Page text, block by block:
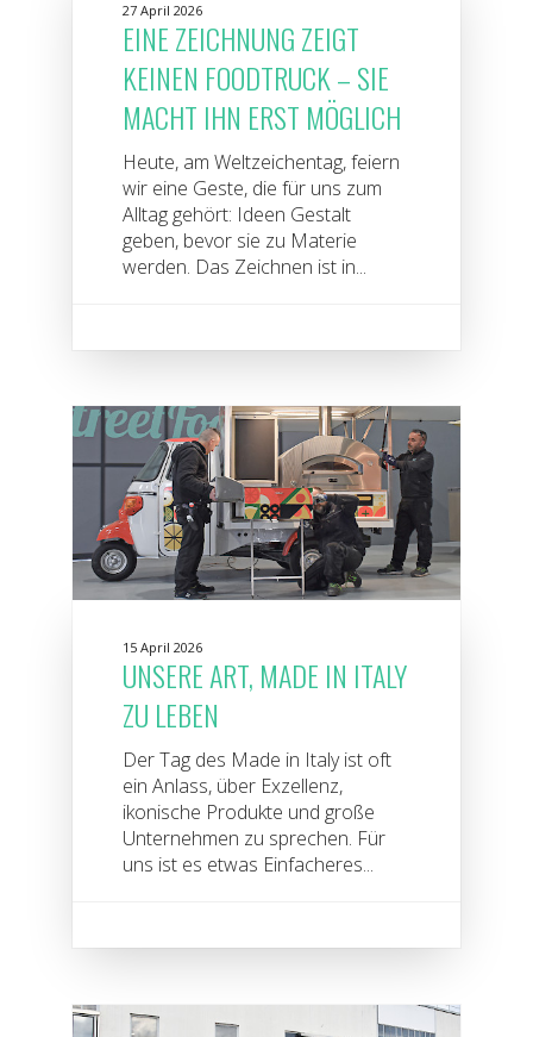
27 April 2026
EINE ZEICHNUNG ZEIGT
KEINEN FOODTRUCK – SIE
MACHT IHN ERST MÖGLICH
Heute, am Weltzeichentag, feiern
wir eine Geste, die für uns zum
Alltag gehört: Ideen Gestalt
geben, bevor sie zu Materie
werden. Das Zeichnen ist in...
15 April 2026
UNSERE ART, MADE IN ITALY
ZU LEBEN
Der Tag des Made in Italy ist oft
ein Anlass, über Exzellenz,
ikonische Produkte und große
Unternehmen zu sprechen. Für
uns ist es etwas Einfacheres...